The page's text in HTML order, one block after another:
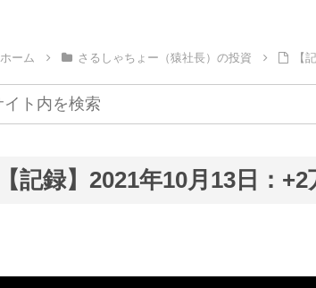
ホーム さるしゃちょー（猿社長）の投資 【
【記録】2021年10月13日：+2